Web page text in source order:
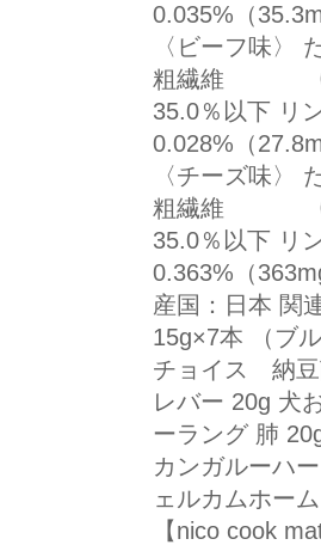
0.035%（
〈ビーフ
粗繊維
35.0％以下
0.028%（
〈チーズ
粗繊維
35.0％以下
0.363%（
産国：日本 関
15g×7本 （ブ
チョイス 納豆
レバー 20g 犬
ーラング 肺
カンガルーハ
ェルカムホー
【nico cook